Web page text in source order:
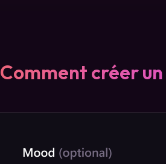
Comment créer